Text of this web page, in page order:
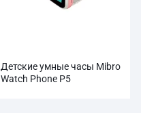
Детские умные часы Mibro
Watch Phone P5